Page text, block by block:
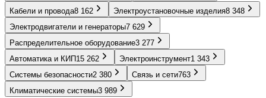
Кабели и провода8 162 Электроустановочные изделия8 348
Электродвигатели и генераторы7 629
Распределительное оборудование3 277
Автоматика и КИП 15 262 Электроинструмент1 343
Системы безопасности2 380 Связь и сети763
Климатические системы3 989